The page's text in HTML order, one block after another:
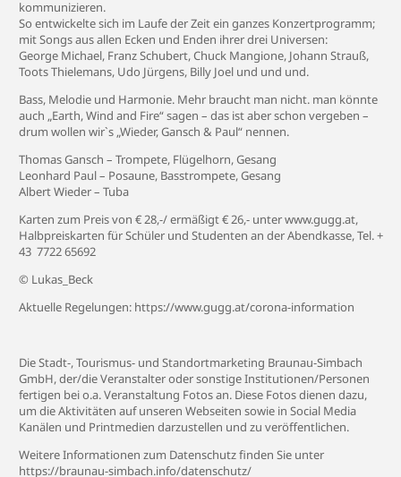
kommunizieren.
So entwickelte sich im Laufe der Zeit ein ganzes Konzertprogramm;
mit Songs aus allen Ecken und Enden ihrer drei Universen:
George Michael, Franz Schubert, Chuck Mangione, Johann Strauß,
Toots Thielemans, Udo Jürgens, Billy Joel und und und.
Bass, Melodie und Harmonie. Mehr braucht man nicht. man könnte
auch „Earth, Wind and Fire“ sagen – das ist aber schon vergeben –
drum wollen wir`s „Wieder, Gansch & Paul“ nennen.
Thomas Gansch – Trompete, Flügelhorn, Gesang
Leonhard Paul – Posaune, Basstrompete, Gesang
Albert Wieder – Tuba
Karten zum Preis von € 28,-/ ermäßigt € 26,- unter www.gugg.at,
Halbpreiskarten für Schüler und Studenten an der Abendkasse, Tel. +
43 7722 65692
© Lukas_Beck
Aktuelle Regelungen: https://www.gugg.at/corona-information
Die Stadt-, Tourismus- und Standortmarketing Braunau-Simbach
GmbH, der/die Veranstalter oder sonstige Institutionen/Personen
fertigen bei o.a. Veranstaltung Fotos an. Diese Fotos dienen dazu,
um die Aktivitäten auf unseren Webseiten sowie in Social Media
Kanälen und Printmedien darzustellen und zu veröffentlichen.
Weitere Informationen zum Datenschutz finden Sie unter
https://braunau-simbach.info/datenschutz/